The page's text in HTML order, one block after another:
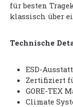
für besten
klassisch über
Technische
ESD-
Zertifiziert
GORE-TEX
Climate